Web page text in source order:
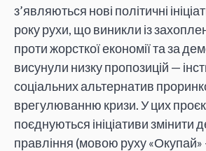
з’являються нові політичні
року рухи, що виникли із
проти жорсткої економії та за
висунули низку пропозицій —
соціальних альтернатив
врегулюванню кризи. У цих
поєднуються ініціативи
правління (мовою руху «Окупай»